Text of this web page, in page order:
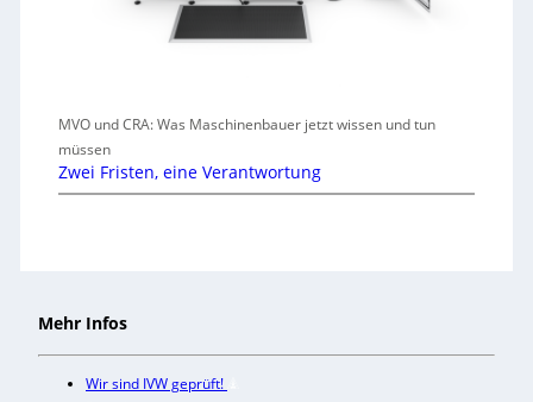
MVO und CRA: Was Maschinenbauer jetzt wissen und tun
müssen
Zwei Fristen, eine Verantwortung
Mehr Infos
Wir sind IVW geprüft!